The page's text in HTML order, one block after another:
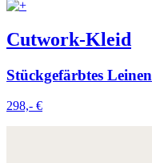
Cutwork-Kleid
Stückgefärbtes Leinen
298,- €